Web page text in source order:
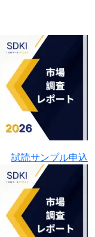
試読サンプル申込